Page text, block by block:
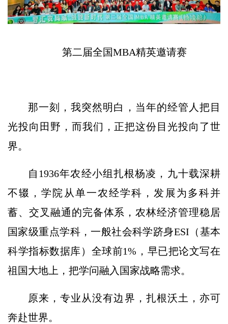
第二届全国MBA精英邀请赛
那一刻，我突然明白，当年的经管人把目
光投向田野，而我们，正把这份目光投向了世
界。
自1936年农经小组扎根杨凌，九十载深耕
不辍，学院从单一农经学科，发展为多科并
蓄、交叉融通的完备体系，农林经济管理稳居
国家级重点学科，一般社会科学跻身ESI（基本
科学指标数据库）全球前1%，早已把论文写在
祖国大地上，把学问融入国家战略需求。
原来，专业从没有边界，扎根沃土，亦可
奔赴世界。